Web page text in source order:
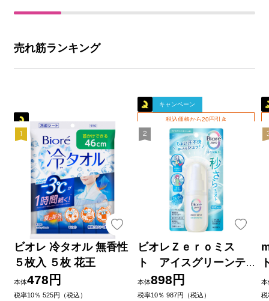
売れ筋ランキング
ビオレ 冷タオル 無香性
５枚入 ５枚 花王
本体478円
税率10％ 525円（税込）
キャンペーン
税込価格から20円引き
ビオレＺｅｒｏミス
ト アイスグリーンテ
ィーの香り ６０ｍＬ 花
王
本体898円
税率10％ 987円（税込）
本
税